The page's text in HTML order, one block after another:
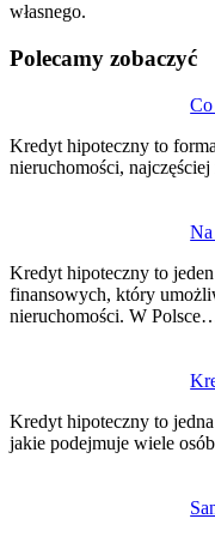
własnego.
Polecamy zobaczyć
Kredyt hipoteczny to
nieruchomości,
Kredyt hipoteczny to
finansowych, który
nieruchomości. W
Kredyt hipoteczny to
jakie podejmuje wiele
wpisu